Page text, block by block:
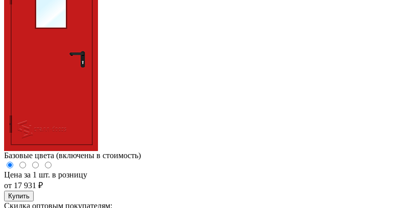
Базовые цвета (включены в стоимость)
Цена за 1 шт. в розницу
от 17 931 ₽
Купить
Скидка оптовым покупателям: